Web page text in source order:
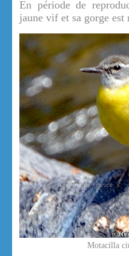
En période de
jaune vif et sa gorge est
Motacilla